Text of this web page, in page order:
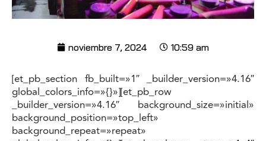
noviembre 7, 2024 10:59 am
[et_pb_section fb_built=»1″ _builder_version=»4.16″
global_colors_info=»{}»][et_pb_row
_builder_version=»4.16″ background_size=»initial»
background_position=»top_left»
background_repeat=»repeat»